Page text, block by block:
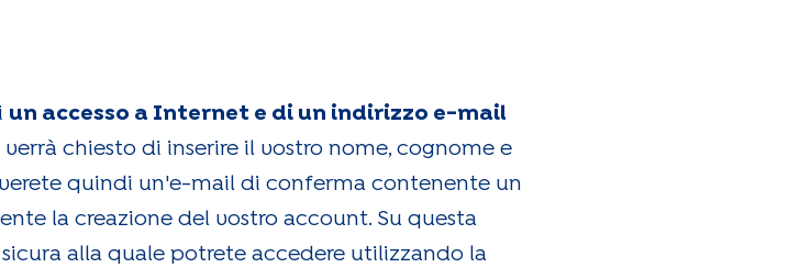
un accesso a Internet e di un indirizzo e-mail
chiesto di inserire il vostro nome, cognome e
quindi un'e-mail di conferma contenente un
la creazione del vostro account. Su questa
alla quale potrete accedere utilizzando la